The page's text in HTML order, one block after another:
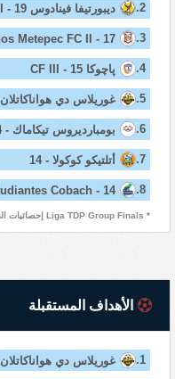
2. ديبورتيفا فينادوس II - 19
3.
Metepec FC II - 17
4. پاچوكا CF III - 15
5. غوريلاس دي هواناكاتلان -
6. بومبارديروس تيكاماك - 14
7. أتلتيكو كوكولا - 14
8.
Cobach - 14
* Liga TDP Group Finals إحصائيات النادي من موسم 2024/25
الأهداف المستقبلة
1. غوريلاس دي هواناكاتلان -